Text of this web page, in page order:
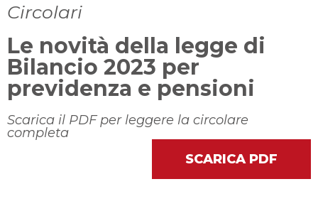
Circolari
Le novità della legge di
Bilancio 2023 per
previdenza e pensioni
Scarica il PDF per leggere la circolare
completa
SCARICA PDF